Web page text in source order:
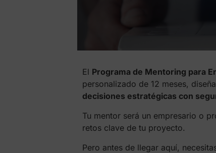
El Programa de Mentoring para
personalizado de 12 meses,
decisiones estratégicas con
Tu mentor será un empresario o
retos clave de tu proyecto.
Pero antes de llegar aquí,